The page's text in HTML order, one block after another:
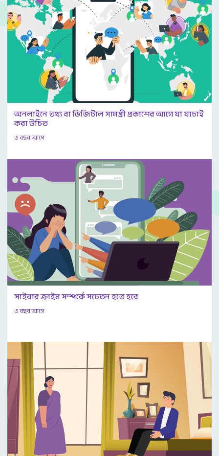
অনলাইনে তথ্য বা ডিজিটাল সামগ্রী প্রকাশের আগে যা যাচাই
করা উচিত
৩ বছর আগে
সাইবার ক্রাইম সম্পর্কে সচেতন হতে হবে
৩ বছর আগে